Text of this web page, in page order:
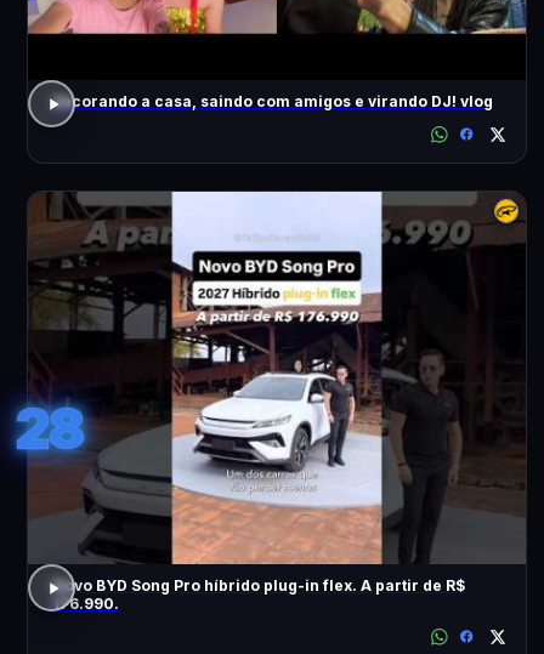
decorando a casa, saindo com amigos e virando DJ! vlog
28
Novo BYD Song Pro híbrido plug-in flex. A partir de R$
176.990.